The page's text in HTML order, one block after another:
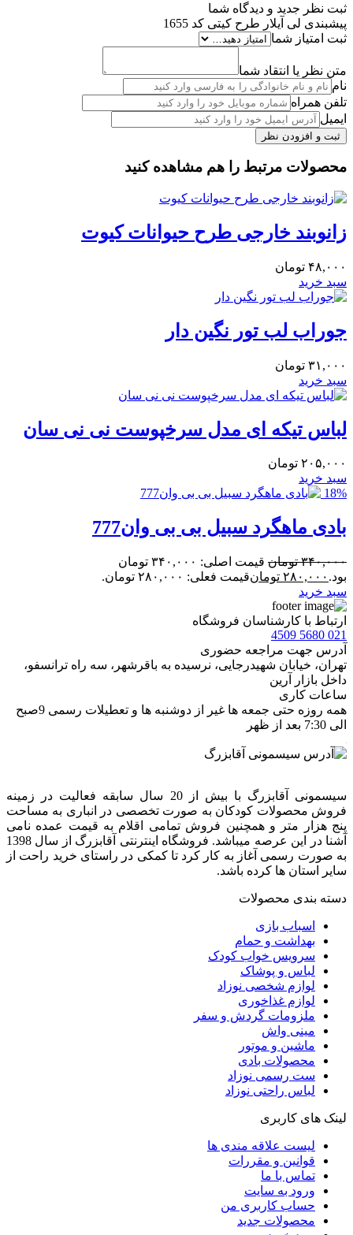
ثبت نظر جدید و دیدگاه شما
پیشبندی لی آیلار طرح کیتی کد 1655
ثبت امتیاز شما
متن نظر یا انتقاد شما
نام
تلفن همراه
ایمیل
محصولات مرتبط را هم مشاهده کنید
زانوبند خارجی طرح حیوانات کیوت
۴۸,۰۰۰ تومان
سبد خرید
جوراب لب تور نگین دار
۳۱,۰۰۰ تومان
سبد خرید
لباس تیکه ای مدل سرخپوست نی نی سان
۲۰۵,۰۰۰ تومان
سبد خرید
18%
بادی ماهگرد سبیل بی بی وان777
۳۴۰,۰۰۰ تومان
قیمت اصلی: ۳۴۰,۰۰۰ تومان
بود. ۲۸۰,۰۰۰ تومانقیمت فعلی: ۲۸۰,۰۰۰ تومان.
سبد خرید
ارتباط با کارشناسان فروشگاه
021 5680 4509
آدرس جهت مراجعه حضوری
تهران، خيابان شهيدرجايى، نرسیده به باقرشهر، سه راه ترانسفو،
داخل بازار آرین
ساعات کاری
همه روزه حتی جمعه ها غیر از دوشنبه ها و تعطیلات رسمی 9صبح
الی 7:30 بعد از ظهر
سیسمونی آقابزرگ با بیش از 20 سال سابقه فعالیت در زمینه
فروش محصولات کودکان به صورت تخصصی در انباری به مساحت
پنج هزار متر و همچنین فروش تمامی اقلام به قیمت عمده نامی
آشنا در این عرصه میباشد. فروشگاه اینترنتی آقابزرگ از سال 1398
به صورت رسمی آغاز به کار کرد تا کمکی در راستای خرید راحت از
سایر استان ها کرده باشد.
دسته بندی محصولات
اسباب بازی
بهداشت و حمام
سرویس خواب کودک
لباس و پوشاک
لوازم شخصی نوزاد
لوازم غذاخوری
ملزومات گردش و سفر
مینی واش
ماشین و موتور
محصولات بادی
ست رسمی نوزاد
لباس راحتی نوزاد
لینک های کاربری
لیست علاقه مندی ها
قوانین و مقررات
تماس با ما
ورود به سایت
حساب کاربری من
محصولات جدید